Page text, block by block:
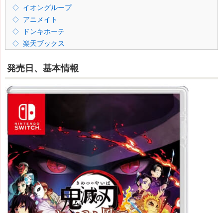
イオングループ
アニメイト
ドンキホーテ
楽天ブックス
発売日、基本情報